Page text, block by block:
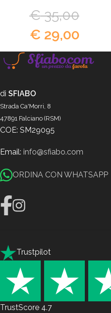
€35,00
€ 29,00
di SFIABO
Strada Ca'Morri, 8
47891 Falciano (RSM)
COE: SM29095
Email: info@sfiabo.com
ORDINA CON WHATSAPP
Trustpilot
TrustScore 4.7